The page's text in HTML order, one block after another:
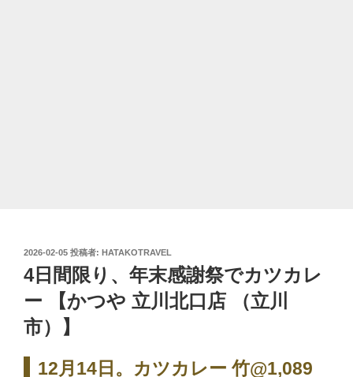
投
日:
2026-02-05 投稿者: HATAKOTRAVEL
4日間限り、年末感謝祭でカツカレ
ー 【かつや 立川北口店 （立川
市）】
12月14日。カツカレー 竹@1,089